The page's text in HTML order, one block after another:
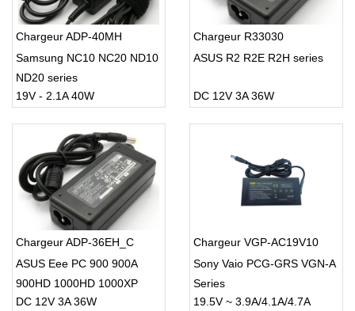
Chargeur ADP-40MH
Samsung NC10 NC20 ND10
ND20 series
19V - 2.1A 40W
Chargeur R33030
ASUS R2 R2E R2H series
DC 12V 3A 36W
Chargeur ADP-36EH_C
ASUS Eee PC 900 900A
900HD 1000HD 1000XP
S101 series
DC 12V 3A 36W
Chargeur VGP-AC19V10
Sony Vaio PCG-GRS VGN-A
Series
19.5V ~ 3.9A/4.1A/4.7A